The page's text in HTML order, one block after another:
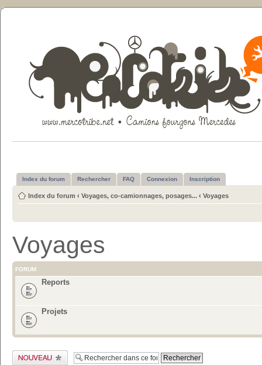
Index du forum Rechercher FAQ Connexion Inscription
Index du forum ‹ Voyages, co-camionnages, posages... ‹ Voyages
Voyages
FORUM
Reports
Projets
Publier un nouveau
sujet